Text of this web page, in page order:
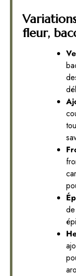
fleur,